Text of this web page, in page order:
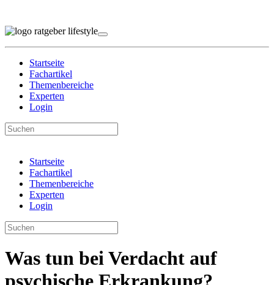
Startseite
Fachartikel
Themenbereiche
Experten
Login
Startseite
Fachartikel
Themenbereiche
Experten
Login
Was tun bei Verdacht auf